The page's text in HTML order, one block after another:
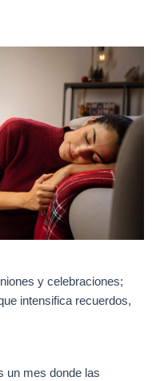
y celebraciones;
intensifica recuerdos,
un mes donde las